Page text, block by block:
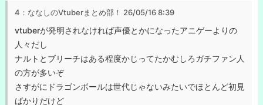
4：ななしのVtuberまとめ部！ 26/05/16 8:39
vtuberが発明されなければ声優とかになったアニゲーよりの
人々だし
ナルトとブリーチはある程度かじってたかむしろガチファン人
の方が多いぞ
さすがにドラゴンボールは世代じゃないみたいでほとんど初見
ばかりだけど